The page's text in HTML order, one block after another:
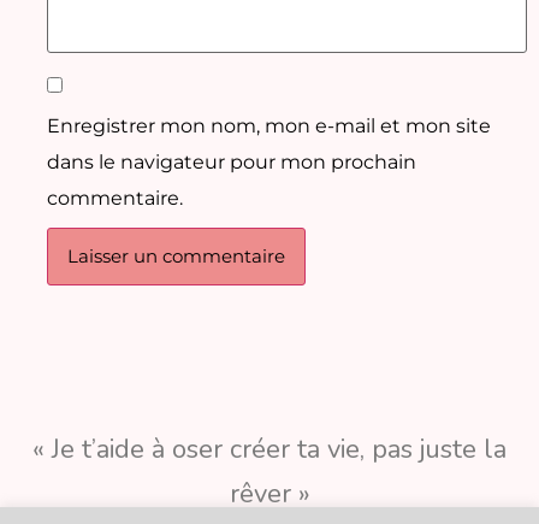
Enregistrer mon nom, mon e-mail et mon site
dans le navigateur pour mon prochain
commentaire.
« Je t’aide à oser créer ta vie, pas juste la
rêver »